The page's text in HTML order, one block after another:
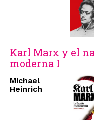
Karl Marx y el
moderna I
Michael
Heinrich